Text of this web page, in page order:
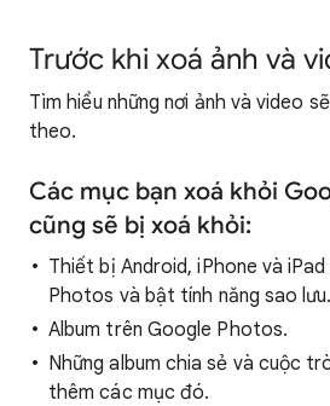
Trước khi xoá ảnh và
Tìm hiểu những nơi ảnh và video
theo.
Các mục bạn xoá khỏi
cũng sẽ bị xoá khỏi:
Thiết bị Android, iPhone và
Photos và bật tính năng sao lưu.
Album trên Google Photos.
Những album chia sẻ và cuộc
thêm các mục đó.